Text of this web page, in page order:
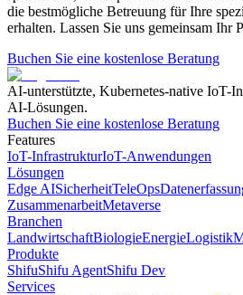
die bestmögliche Betreuung für Ihre
erhalten. Lassen Sie uns gemeinsam Ihr
Buchen Sie eine kostenlose Beratung
AI-unterstützte, Kubernetes-native IoT-
AI-Lösungen.
Buchen Sie eine kostenlose Beratung
Features
IoT-InfrastrukturIoT-Anwendungen
Lösungen
Edge AISicherheitTeleOps
ZusammenarbeitMetaverse
Branchen
LandwirtschaftBiologieEnergieLogistik
Produkte
ShifuShifu AgentShifu Dev
Services